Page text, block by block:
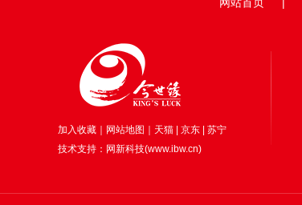
加入收藏 网站地图 天猫 京东
苏宁
技术支持： 网新科技(www.ibw.cn)